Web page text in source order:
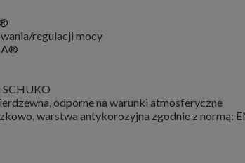
regulacji mocy
A®
SCHUKO
odporne na warunki atmosferyczne
warstwa antykorozyjna zgodnie z normą: